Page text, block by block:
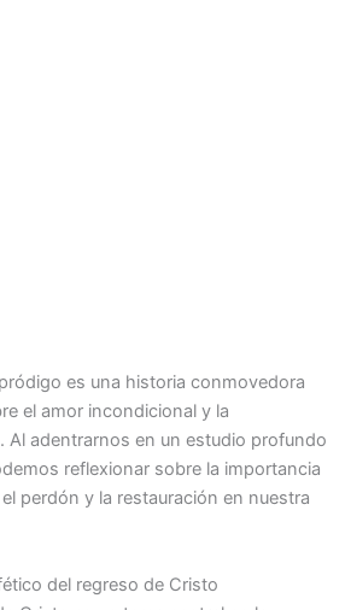
es una historia conmovedora
el amor incondicional y la
Al adentrarnos en un estudio profundo
reflexionar sobre la importancia
perdón y la restauración en nuestra
del regreso de Cristo